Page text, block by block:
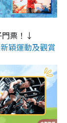
票！↓
穎運動及觀賞